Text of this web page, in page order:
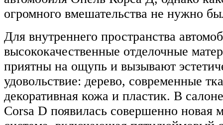
огромного вмешательства не нужно
Для внутреннего пространства
высококачественные отделочные
приятны на ощупь и вызывают
удовольствие: дерево, современные
декоративная кожа и пластик. В
Corsa D появилась совершенно новая